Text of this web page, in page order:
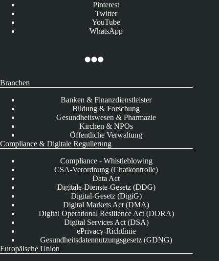
Pinterest
Twitter
YouTube
WhatsApp
Branchen
Banken & Finanzdienstleister
Bildung & Forschung
Gesundheitswesen & Pharmazie
Kirchen & NPOs
Öffentliche Verwaltung
Compliance & Digitale Regulierung
Compliance - Whistleblowing
CSA-Verordnung (Chatkontrolle)
Data Act
Digitale-Dienste-Gesetz (DDG)
Digital-Gesetz (DigiG)
Digital Markets Act (DMA)
Digital Operational Resilience Act (DORA)
Digital Services Act (DSA)
ePrivacy-Richtlinie
Gesundheitsdatennutzungsgesetz (GDNG)
Europäische Union